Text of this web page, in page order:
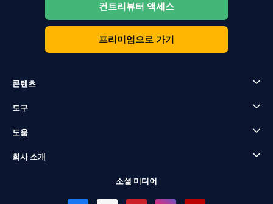
컨트리뷰터 액세스
프리미엄으로 가기
콘텐츠
도구
도움
회사 소개
소셜 미디어